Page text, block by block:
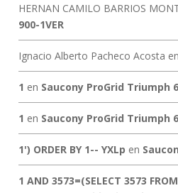
HERNAN CAMILO BARRIOS
900-1VER
Ignacio Alberto Pacheco Acosta en
1 en Saucony ProGrid Triumph 6
1 en Saucony ProGrid Triumph 6
1') ORDER BY 1-- YXLp en
1 AND 3573=(SELECT 3573